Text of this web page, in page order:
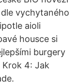
vychytaného
aioli
housce si
burgery
Krok 4: Jak